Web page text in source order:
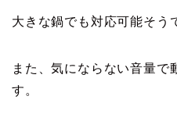
大きな鍋でも対応可能そう
また、気にならない音量で
す。